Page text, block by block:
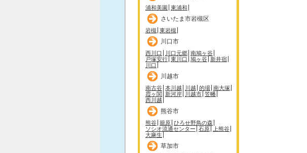
浦和美園 東浦和
さいたま市岩槻区
岩槻 東岩槻
川口市
西川口 川口元郷 南鳩ヶ谷
戸塚安行 東川口 鳩ヶ谷 新井宿
川口
川越市
南古谷 本川越 川越 的場 南大塚
霞ヶ関
新河岸 川越市 笠幡
西川越
熊谷市
熊谷 籠原 ひろせ野鳥の森
ソシオ流通センター 石原
上熊谷
大麻生
草加市